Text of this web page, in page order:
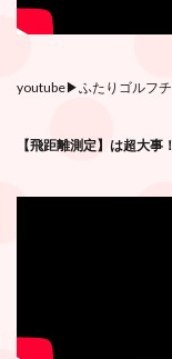
youtube▶︎ふたりゴルフ
【飛距離測定】は超大事！